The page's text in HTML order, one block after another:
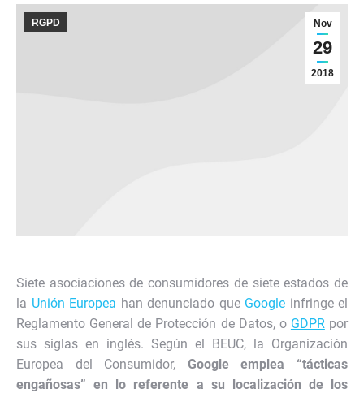
Nov
29
2018
RGPD
Siete asociaciones de consumidores de siete estados de
la Unión Europea han denunciado que Google infringe el
Reglamento General de Protección de Datos, o GDPR por
sus siglas en inglés. Según el BEUC, la Organización
Europea del Consumidor, Google emplea “tácticas
engañosas” en lo referente a su localización de los